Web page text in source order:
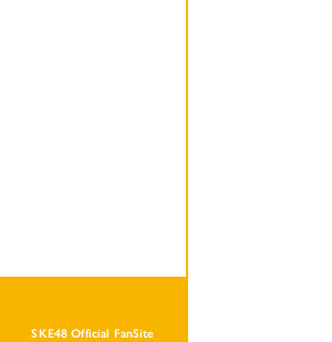
SKE48 Official FanSite